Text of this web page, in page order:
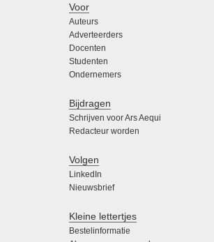
Voor
Auteurs
Adverteerders
Docenten
Studenten
Ondernemers
Bijdragen
Schrijven voor Ars Aequi
Redacteur worden
Volgen
LinkedIn
Nieuwsbrief
Kleine lettertjes
Bestelinformatie